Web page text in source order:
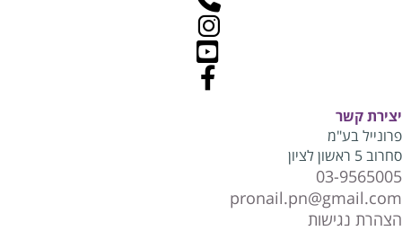
יצירת קשר
פרונייל בע"מ
סחרוב 5 ראשון לציון
03-9565005
pronail.pn@gmail.com
הצהרת נגישות